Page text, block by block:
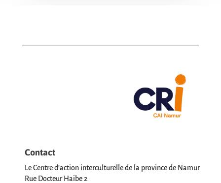
Contact
Le Centre d’action interculturelle de la province de Namur
Rue Docteur Haibe 2